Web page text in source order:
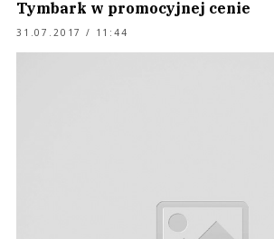
Tymbark w promocyjnej cenie
31.07.2017 / 11:44